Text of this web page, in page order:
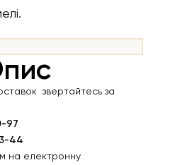
звертайтесь за
97
44
електронну